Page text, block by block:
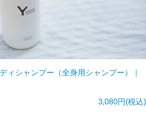
シャンプー（全身用シャンプー）｜
3,080円(税込)